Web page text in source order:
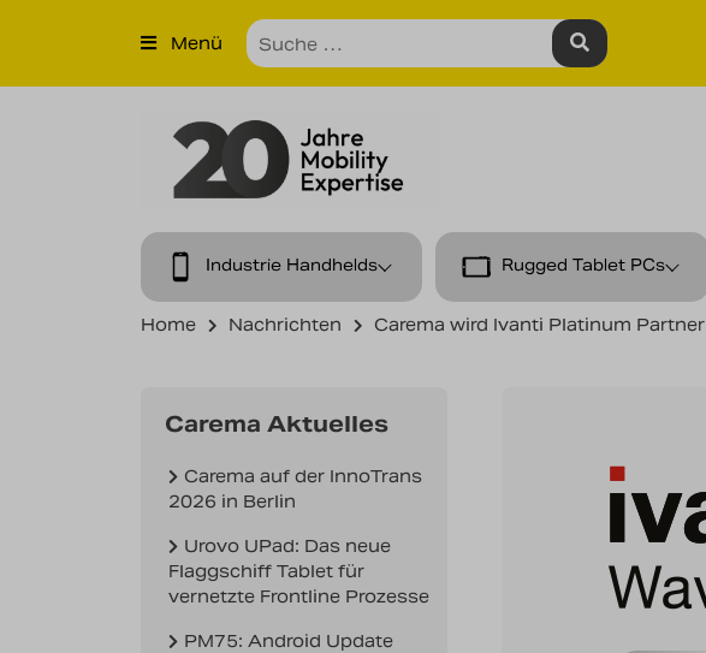
×
Unsere Leistungen
Menü
Industrie Handhelds Rugged Tablet PCs
Home Nachrichten Carema wird Ivanti Platinum Partner
Carema Aktuelles
Carema auf der InnoTrans
2026 in Berlin
Urovo UPad: Das neue
Flaggschiff Tablet für
vernetzte Frontline Prozesse
PM75: Android Update